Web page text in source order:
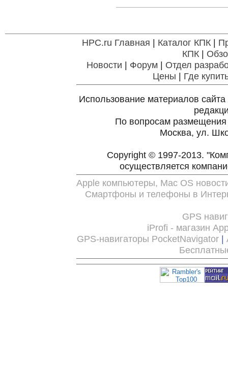
HPC.ru Главная | Каталог КПК|
КПК|
Новости | Форум | Отдел
Цены | Где
Использование материалов
По вопросам
Москва, ул.
Copyright © 1997-2013.
осуществляется
Apple компьютеры, Mac OS
Смартфоны и телефоны в
GPS
iProfi - магазин
GPS-навигаторы PocketNavigator |